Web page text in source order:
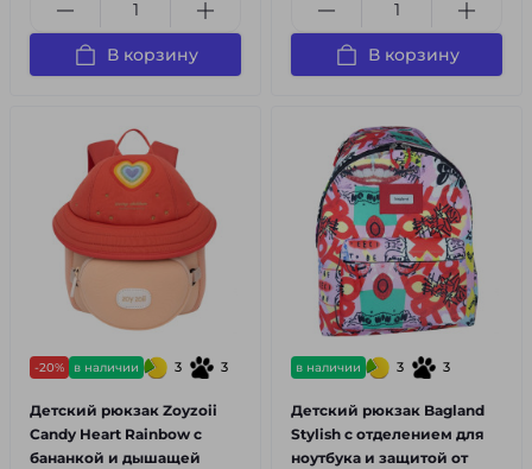
В корзину В корзину
-20% в наличии 3 3
Детский рюкзак Zoyzoii
Candy Heart Rainbow с
бананкой и дышащей
в наличии 3 3
Детский рюкзак Bagland
Stylish с отделением для
ноутбука и защитой от